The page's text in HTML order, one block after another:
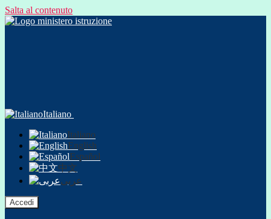
Salta al contenuto
Italiano
Italiano
English
Español
中文
عربى
Accedi